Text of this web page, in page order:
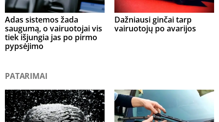
Adas sistemos žada
saugumą, o vairuotojai vis
tiek išjungia jas po pirmo
pypsėjimo
Dažniausi ginčai tarp
vairuotojų po avarijos
PATARIMAI